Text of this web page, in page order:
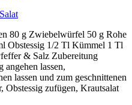
Salat
80 g Zwiebelwürfel 50 g Rohe
Obstessig 1/2 Tl Kümmel 1 Tl
& Salz Zubereitung
lassen,
lassen und zum geschnittenen
Obstessig zufügen, Krautsalat